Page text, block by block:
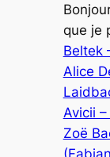
que je
Beltek
Alice
Avicii
Zoë